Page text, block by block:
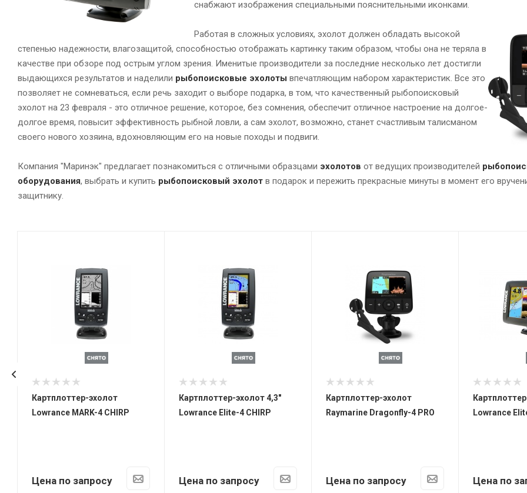
снабжают изображения специальными пояснительными иконками.
Работая в сложных условиях, эхолот должен обладать высокой
степенью надежности, влагозащитой, способностью отображать картинку таким образом, чтобы она не теряла в
качестве при обзоре под острым углом зрения. Именитые производители за последние несколько лет достигли
выдающихся результатов и наделили рыбопоисковые эхолоты впечатляющим набором характеристик. Все это
позволяет не сомневаться, если речь заходит о выборе подарка, в том, что качественный рыбопоисковый
эхолот на 23 февраля - это отличное решение, которое, без сомнения, обеспечит отличное настроение на долгое-
долгое время, повысит эффективность рыбной ловли, а сам эхолот, возможно, станет счастливым талисманом
своего нового хозяина, вдохновляющим его на новые походы и подвиги.
Компания "Маринэк" предлагает познакомиться с отличными образцами эхолотов от ведущих производителей
оборудования, выбрать и купить рыбопоисковый эхолот в подарок и пережить прекрасные минуты в момент его
защитнику.
Картплоттер-эхолот
Lowrance MARK-4 CHIRP
Цена по запросу
Картплоттер-эхолот 4,3"
Lowrance Elite-4 CHIRP
Цена по запросу
Картплоттер-эхолот
Raymarine Dragonfly-4 PRO
Цена по запросу
Lowrance
Цена по